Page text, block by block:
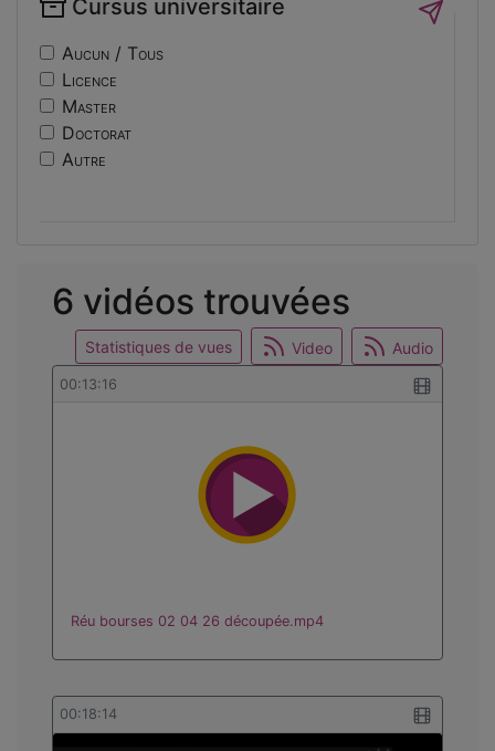
6 vidéos trouvées
Statistiques de vues Video Audio
00:13:16
Réu bourses 02 04 26 découpée.mp4
00:18:14
Sécurité
Sociologie
if14
ri
usinage
edc
engineering
ev14
osticket
Cursus universitaire
Aucun / Tous
Licence
Master
Doctorat
Autre